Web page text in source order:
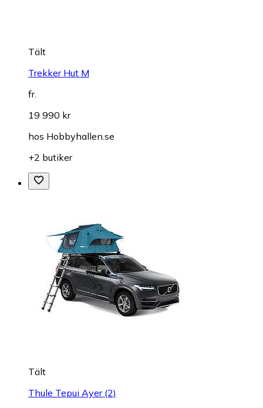
Tält
Trekker Hut M
fr.
19 990 kr
hos Hobbyhallen.se
+2 butiker
Tält
Thule Tepui Ayer (2)